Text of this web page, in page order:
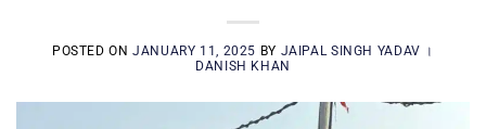
POSTED ONJANUARY 11, 2025 BY JAIPAL SINGH YADAV ।
DANISH KHAN